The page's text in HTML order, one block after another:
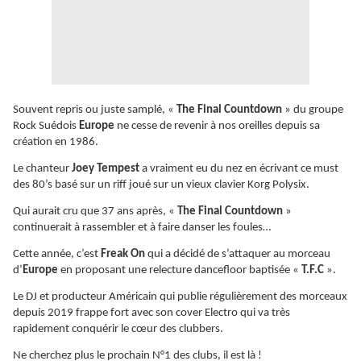
Souvent repris ou juste samplé, « The Final Countdown » du groupe
Rock Suédois Europe ne cesse de revenir à nos oreilles depuis sa
création en 1986.
Le chanteur Joey Tempest a vraiment eu du nez en écrivant ce must
des 80’s basé sur un riff joué sur un vieux clavier Korg Polysix.
Qui aurait cru que 37 ans après, « The Final Countdown »
continuerait à rassembler et à faire danser les foules…
Cette année, c’est Freak On qui a décidé de s’attaquer au morceau
d’Europe en proposant une relecture dancefloor baptisée « T.F.C ».
Le DJ et producteur Américain qui publie régulièrement des morceaux
depuis 2019 frappe fort avec son cover Electro qui va très
rapidement conquérir le cœur des clubbers.
Ne cherchez plus le prochain N°1 des clubs, il est là !